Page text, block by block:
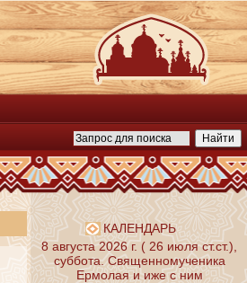
КАЛЕНДАРЬ
8 августа 2026 г. ( 26 июля ст.ст.),
суббота. Священномученика
Ермолая и иже с ним